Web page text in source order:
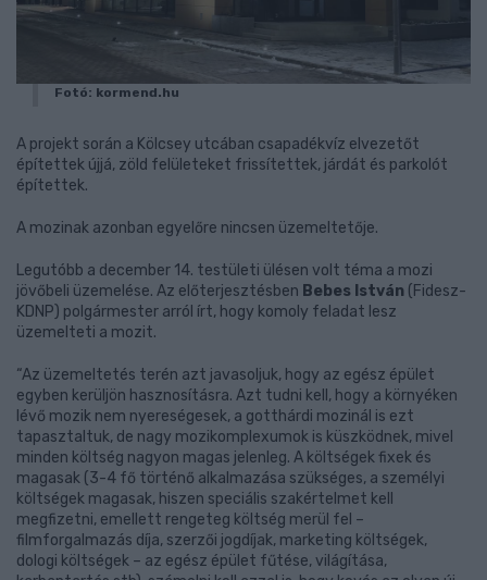
Fotó: kormend.hu
A projekt során a Kölcsey utcában csapadékvíz elvezetőt
építettek újjá, zöld felületeket frissítettek, járdát és parkolót
építettek.
A mozinak azonban egyelőre nincsen üzemeltetője.
Legutóbb a december 14. testületi ülésen volt téma a mozi
jövőbeli üzemelése. Az előterjesztésben Bebes István (Fidesz-
KDNP) polgármester arról írt, hogy komoly feladat lesz
üzemelteti a mozit.
“Az üzemeltetés terén azt javasoljuk, hogy az egész épület
egyben kerüljön hasznosításra. Azt tudni kell, hogy a környéken
lévő mozik nem nyereségesek, a gotthárdi mozinál is ezt
tapasztaltuk, de nagy mozikomplexumok is küszködnek, mivel
minden költség nagyon magas jelenleg. A költségek fixek és
magasak (3-4 fő történő alkalmazása szükséges, a személyi
költségek magasak, hiszen speciális szakértelmet kell
megfizetni, emellett rengeteg költség merül fel –
filmforgalmazás díja, szerzői jogdíjak, marketing költségek,
dologi költségek – az egész épület fűtése, világítása,